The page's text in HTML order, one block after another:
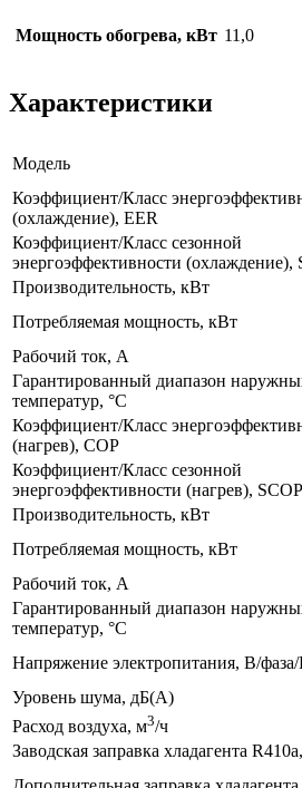
Мощность обогрева, кВт 11,0
Характеристики
Модель
Коэффициент/Класс
(охлаждение), EER
Коэффициент/Класс сезонной
энергоэффективности (охлаждение),
Производительность, кВт
Потребляемая мощность, кВт
Рабочий ток, А
Гарантированный диапазон
температур, °С
Коэффициент/Класс
(нагрев), COP
Коэффициент/Класс сезонной
энергоэффективности (нагрев), SCOP
Производительность, кВт
Потребляемая мощность, кВт
Рабочий ток, А
Гарантированный диапазон
температур, °С
Напряжение электропитания, В/
Уровень шума, дБ(A)
Расход воздуха, м3/ч
Заводская заправка хладагента